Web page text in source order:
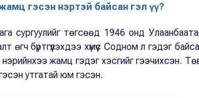
гэсэн нэртэй байсан гэл үү?
сургуулийг төгсөөд 1946 онд
өгч бүртгүүлэхдээ хүмүүс Содном л гэдэг
нэрийнхээ жамц гэдэг хэсгийг гээчихсэн.
утгатай юм гэсэн.